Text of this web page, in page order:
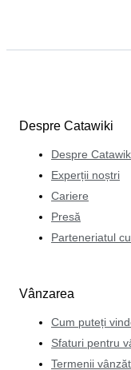
Despre Catawiki
Despre
Experții noștri
Cariere
Presă
Parteneriatul
Vânzarea
Cum puteți
Sfaturi pentru
Termenii